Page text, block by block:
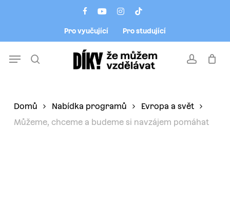
facebookyoutubeinstagram
tiktok
Pro vyučující Pro studující
account
Menu
Domů Nabídka programů
Evropa a svět
Můžeme, chceme a budeme si navzájem pomáhat